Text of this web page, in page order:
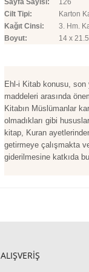
Sayfa Sayısı:
126
Cilt Tipi:
Karton
Kağıt Cinsi:
3. Hm.
Boyut:
14 x
Ehl-i Kitab konusu, son
maddeleri arasında
Kitabın Müslümanlar
olmadıkları gibi
kitap, Kuran
getirmeye çalışmakta
giderilmesine katkıda
ALIŞVERİŞ